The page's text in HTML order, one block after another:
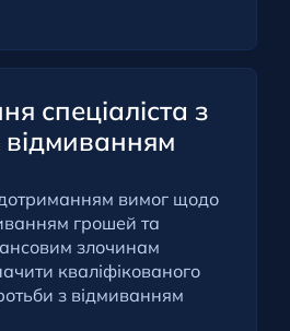
спеціаліста з
відмиванням
вимог щодо
грошей та
злочинам
кваліфікованого
з відмиванням